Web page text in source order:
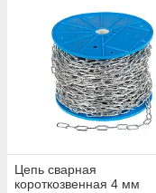
Цепь сварная
короткозвенная 4 мм